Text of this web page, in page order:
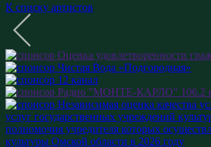
К списку артистов